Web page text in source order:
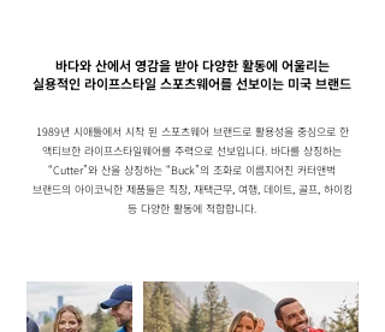
바다와 산에서 영감을 받아 다양한 활동에 어울리는
실용적인 라이프스타일 스포츠웨어를 선보이는 미국 브랜드
1989년 시애틀에서 시작 된 스포츠웨어 브랜드로 활용성을 중심으로 한
액티브한 라이프스타일웨어를 주력으로 선보입니다. 바다를 상징하는
“Cutter”와 산을 상징하는 “Buck”의 조화로 이름지어진 커터앤벅
브랜드의 아이코닉한 제품들은 직장, 재택근무, 여행, 데이트, 골프, 하이킹
등 다양한 활동에 적합합니다.